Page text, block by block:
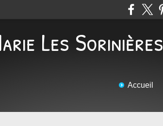
Les Sorinières
Accueil